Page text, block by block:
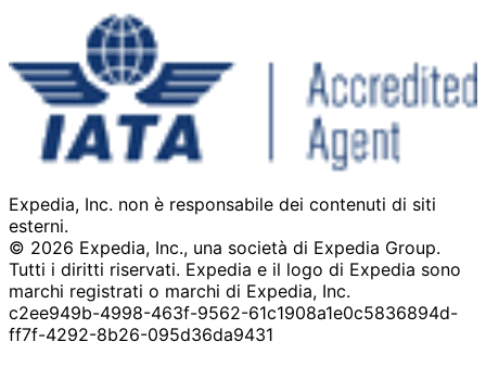
Expedia, Inc. non è responsabile dei contenuti di siti
esterni.
© 2026 Expedia, Inc., una società di Expedia Group.
Tutti i diritti riservati. Expedia e il logo di Expedia sono
marchi registrati o marchi di Expedia, Inc.
c2ee949b-4998-463f-9562-61c1908a1e0c5836894d-
ff7f-4292-8b26-095d36da9431